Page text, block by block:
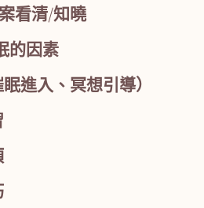
看清/知曉
的因素
進入、冥想引導）